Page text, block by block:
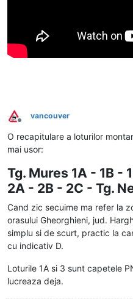
Deconectat
vancouver
O recapitulare a loturilor
mai usor:
Tg. Mures 1A - 1B -
2A - 2B - 2C - Tg.
Cand zic secuime ma refer la
orasului Gheorghieni, jud.
simplu si de scurt, practic la
cu indicativ D.
Loturile 1A si 3 sunt capetele
lucreaza deja.